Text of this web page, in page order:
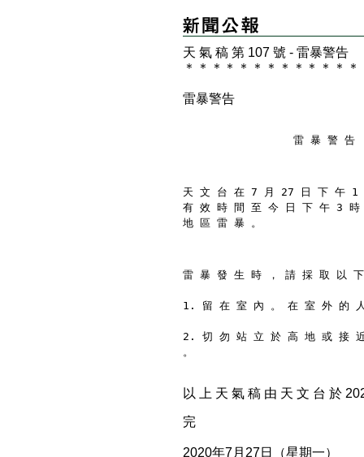
天 氣 稿 第 107 號 - 雷暴警告
＊
＊ ＊ ＊ ＊ ＊ ＊ ＊ ＊ ＊ ＊ ＊ ＊
雷暴警告
                 雷 暴 警 告
天 文 台 在 7 月 27 日 下 午
有 效 時 間 至 今 日 下 午 3
地 區 雷 暴 。
雷 暴 發 生 時 ， 請 採 取 以
1. 留 在 室 內 。 在 室 外 的
2. 切 勿 站 立 於 高 地 或 接
。
以 上 天 氣 稿 由 天 文 台 於
完
2020年7月27日（星期一）